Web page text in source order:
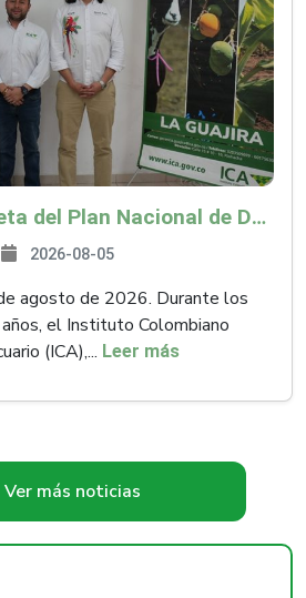
ICA superó la meta del Plan Nacional de Desarrollo y abrió 61 mercados internacionales
2026-08-05
agosto de 2026. Durante los
el Instituto Colombiano
(ICA),... Leer más
Ver más noticias